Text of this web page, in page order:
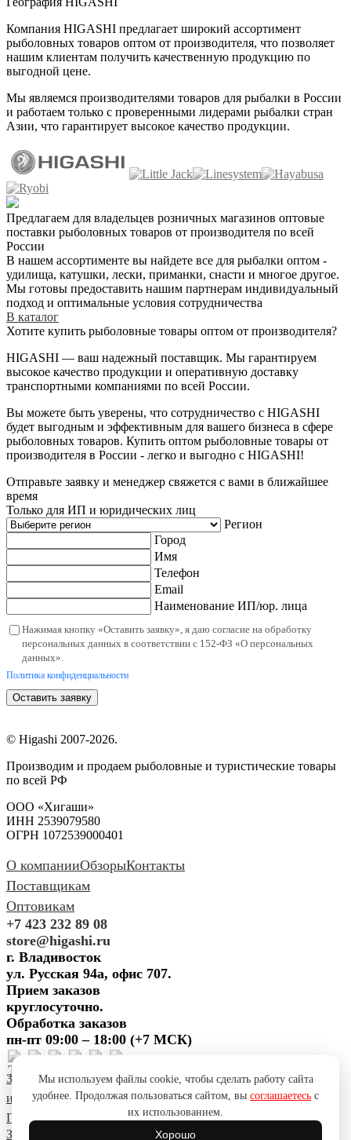
Компания HIGASHI предлагает широкий ассортимент
рыболовных товаров оптом от производителя, что позволяет
нашим клиентам получить качественную продукцию по
выгодной цене.
Мы являемся производителями товаров для рыбалки в России
и работаем только с проверенными лидерами рыбалки стран
Азии, что гарантирует высокое качество продукции.
Предлагаем для владельцев розничных магазинов оптовые
поставки рыболовных товаров от производителя по всей
России
В нашем ассортименте вы найдете все для рыбалки оптом -
удилища, катушки, лески, приманки, снасти и многое другое.
Мы готовы предоставить нашим партнерам индивидуальный
подход и оптимальные условия сотрудничества
В каталог
Хотите купить рыболовные товары оптом от производителя?
HIGASHI — ваш надежный поставщик. Мы гарантируем
высокое качество продукции и оперативную доставку
транспортными компаниями по всей России.
Вы можете быть уверены, что сотрудничество с HIGASHI
будет выгодным и эффективным для вашего бизнеса в сфере
рыболовных товаров. Купить оптом рыболовные товары от
производителя в России - легко и выгодно с HIGASHI!
Отправьте заявку и менеджер свяжется с вами в ближайшее
время
Только для ИП и юридических лиц
Регион
Город
Имя
Телефон
Email
Наименование ИП/юр. лица
Нажимая кнопку «Оставить заявку», я даю согласие на обработку
персональных данных в соответствии с 152-ФЗ «О персональных
данных».
Политика конфиденциальности
Оставить заявку
© Higashi 2007-2026.
Производим и продаем рыболовные и туристические товары
по всей РФ
ООО «Хигаши»
ИНН 2539079580
ОГРН 1072539000401
О компанииОбзорыКонтакты
Поставщикам
Оптовикам
+7 423 232 89 08
store@higashi.ru
г. Владивосток
ул. Русская 94а, офис 707.
Прием заказов
круглосуточно.
Обработка заказов
пн-пт 09:00 – 18:00 (+7 МСК)
Задать вопросПредложить
идеюПоблагодаритьПожаловаться Сообщить об ошибке
Политика конфиденциальностиСогласие на обработку ПД
Задать вопрос
Мы используем файлы cookie, чтобы сделать работу сайта
удобнее. Продолжая пользоваться сайтом, вы соглашаетесь с
их использованием.
Хорошо